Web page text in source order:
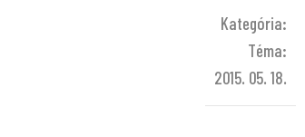
Kategória:
Téma:
2015. 05. 18.